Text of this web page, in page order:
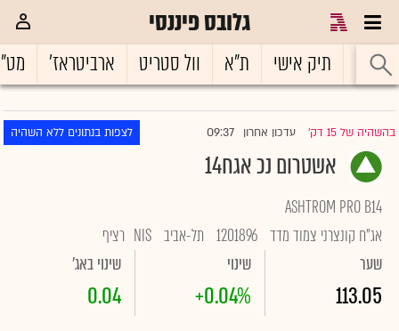
גלובס פיננסי
ראשי תיק אישי ת"א וול סטריט ארביטראז'
בהשהיה של 15 דק' |עדכון אחרון 09:37 לצפות בנתונים ללא השהיה
אשטרום נכ אגח14
ASHTROM PRO B14
אג"ח קונצרני צמוד מדד 1201896 תל-אביב NIS רציף
שער
113.05
שינוי
+0.04%
שינוי באג'
0.04